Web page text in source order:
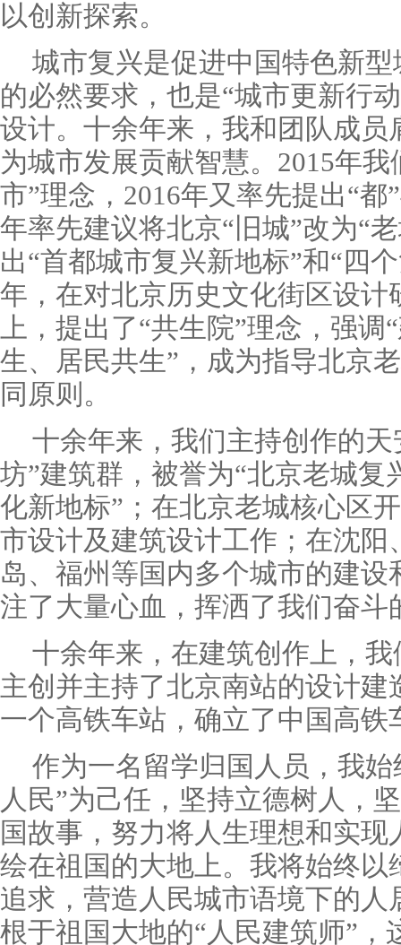
以创新探索。
城市复兴是促进中国特色新
的必然要求，也是“城市更新行
设计。十余年来，我和团队成员
为城市发展贡献智慧。2015年
市”理念，2016年又率先提出“都
年率先建议将北京“旧城”改为“
出“首都城市复兴新地标”和“四
年，在对北京历史文化街区设计
上，提出了“共生院”理念，强调
生、居民共生”，成为指导北京
同原则。
十余年来，我们主持创作的
坊”建筑群，被誉为“北京老城复
化新地标”；在北京老城核心区
市设计及建筑设计工作；在沈阳
岛、福州等国内多个城市的建设
注了大量心血，挥洒了我们奋斗
十余年来，在建筑创作上，
主创并主持了北京南站的设计建
一个高铁车站，确立了中国高铁
作为一名留学归国人员，我
人民”为己任，坚持立德树人，
国故事，努力将人生理想和实
绘在祖国的大地上。我将始终以
追求，营造人民城市语境下的人
根于祖国大地的“人民建筑师”，